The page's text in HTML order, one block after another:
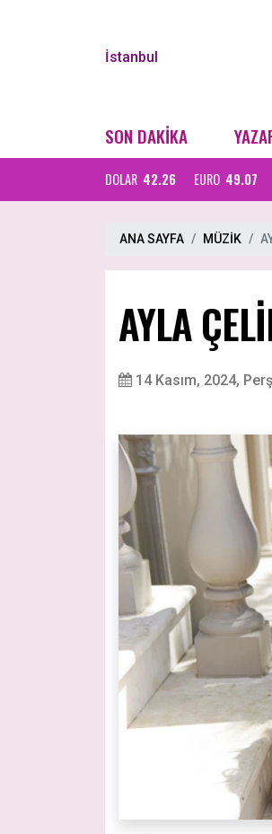
İstanbul
SON DAKİKA
DOLAR 42.26 EURO 49.07
ANA SAYFA MÜZİK
AYLA
14 Kasım, 2024,